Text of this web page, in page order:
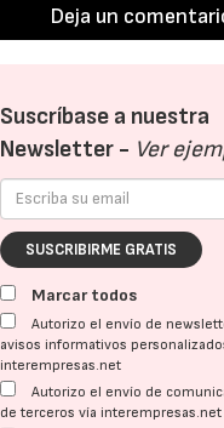
Deja un
Suscríbase a nuestra
Newsletter - Ver
SUSCRIBIRME GRATIS
Marcar todos
Autorizo el envío de
avisos informativos
interempresas.net
Autorizo el envío de
de terceros vía interempresas.net